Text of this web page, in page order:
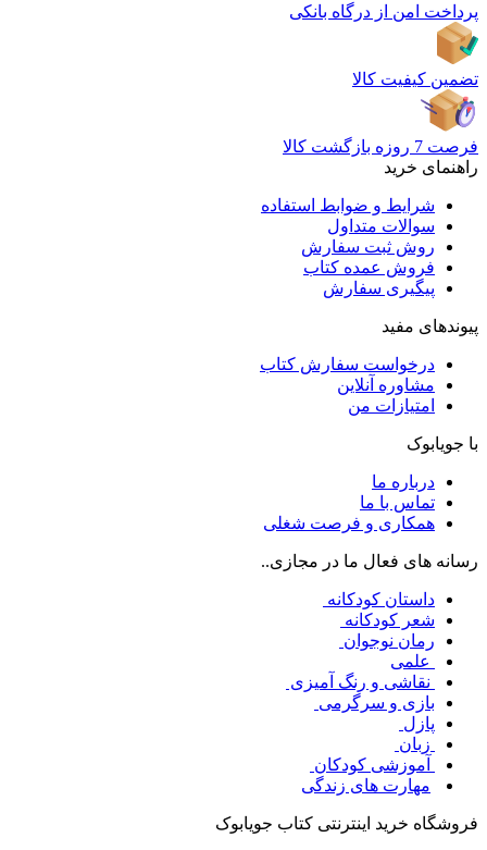
پرداخت امن از درگاه بانکی
تضمین کیفیت کالا
فرصت 7 روزه بازگشت کالا
راهنمای خرید
شرایط و ضوابط استفاده
سوالات متداول
روش ثبت سفارش
فروش عمده کتاب
پیگیری سفارش
پیوندهای مفید
درخواست سفارش کتاب
مشاوره آنلاین
امتیازات من
با جویابوک
درباره ما
تماس با ما
همکاری و فرصت شغلی
رسانه های فعال ما در مجازی..
داستان کودکانه
شعر کودکانه
رمان نوجوان
علمی
نقاشی و رنگ آمیزی
بازی و سرگرمی
پازل
زبان
آموزشی کودکان
مهارت های زندگی
فروشگاه خرید اینترنتی کتاب جویابوک